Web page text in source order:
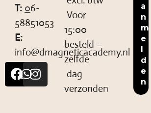
T: 06-
58851053
E:
info@dmagneticacademy.nl
Voor
15:00
besteld =
zelfde
dag
verzonden